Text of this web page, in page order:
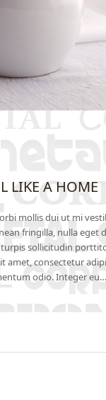
LIKE A HOME
mollis dui ut mi
fringilla, nulla eget
sollicitudin
amet, consectetur
odio. Integer eu…